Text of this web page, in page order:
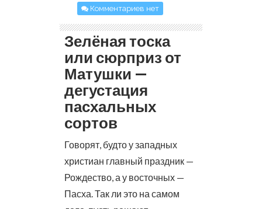
Комментариев нет
Зелёная тоска
или сюрприз от
Матушки —
дегустация
пасхальных
сортов
Говорят, будто у западных
христиан главный праздник —
Рождество, а у восточных —
Пасха. Так ли это на самом